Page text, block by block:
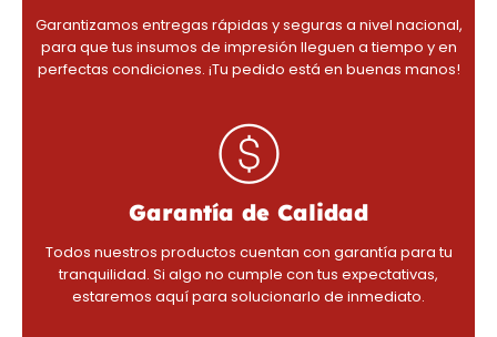
Garantizamos entregas rápidas y seguras a nivel nacional,
para que tus insumos de impresión lleguen a tiempo y en
perfectas condiciones. ¡Tu pedido está en buenas manos!
Garantía de Calidad
Todos nuestros productos cuentan con garantía para tu
tranquilidad. Si algo no cumple con tus expectativas,
estaremos aquí para solucionarlo de inmediato.